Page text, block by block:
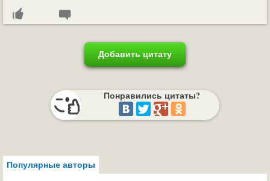
Добавить цитату
Понравились цитаты?
Популярные авторы